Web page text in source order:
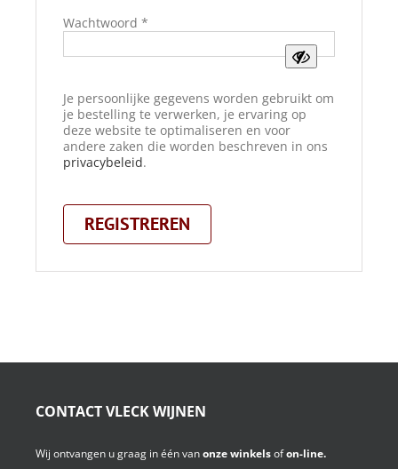
Wachtwoord *
Je persoonlijke gegevens worden gebruikt om
je bestelling te verwerken, je ervaring op
deze website te optimaliseren en voor
andere zaken die worden beschreven in ons
privacybeleid.
REGISTREREN
CONTACT VLECK WIJNEN
Wij ontvangen u graag in één vanonze winkelsofon-line.